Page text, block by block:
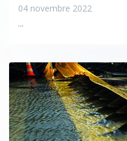
04 novembre 2022
...